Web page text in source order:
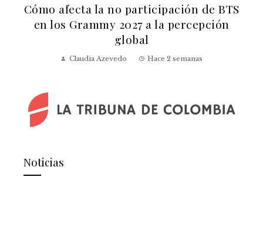
Cómo afecta la no participación de BTS
en los Grammy 2027 a la percepción
global
Claudia Azevedo Hace 2 semanas
Noticias